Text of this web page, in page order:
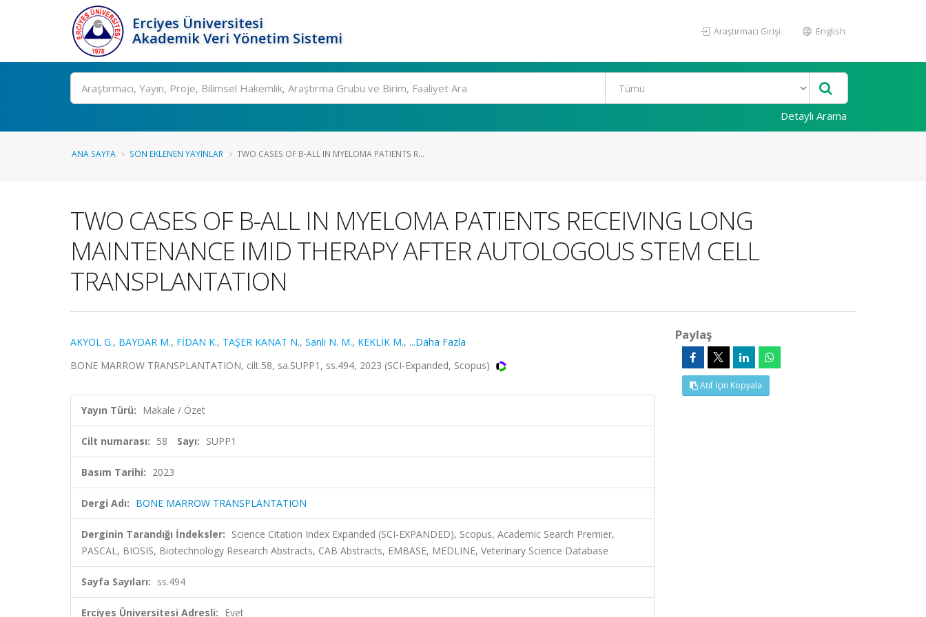
Erciyes Üniversitesi
Akademik Veri Yönetim Sistemi
Araştırmacı Girişi English
Ara
Detaylı Arama
ANA SAYFA SON EKLENEN YAYINLAR TWO CASES OF B-ALL IN MYELOMA PATIENTS R...
TWO CASES OF B-ALL IN MYELOMA PATIENTS RECEIVING LONG
MAINTENANCE IMID THERAPY AFTER AUTOLOGOUS STEM CELL
TRANSPLANTATION
AKYOL G., BAYDAR M., FİDAN K., TAŞER KANAT N., Sanli N. M., KEKLİK M., ...Daha Fazla
BONE MARROW TRANSPLANTATION, cilt.58, sa.SUPP1, ss.494, 2023 (SCI-Expanded, Scopus)
Yayın Türü: Makale / Özet
Cilt numarası: 58 Sayı: SUPP1
Basım Tarihi: 2023
Dergi Adı: BONE MARROW TRANSPLANTATION
Derginin Tarandığı İndeksler: Science Citation Index Expanded (SCI-EXPANDED), Scopus, Academic Search Premier,
PASCAL, BIOSIS, Biotechnology Research Abstracts, CAB Abstracts, EMBASE, MEDLINE, Veterinary Science Database
Sayfa Sayıları: ss.494
Erciyes Üniversitesi Adresli: Evet
Paylaş
Atıf İçin Kopyala